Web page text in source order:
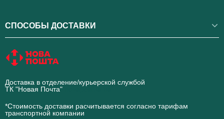
СПОСОБЫ ДОСТАВКИ
Доставка в отделение/курьерской службой
ТК "Новая Почта"
*Стоимость доставки расчитывается согласно тарифам
транспортной компании